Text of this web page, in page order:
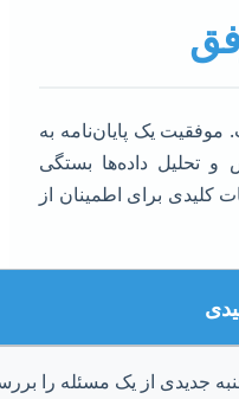
یک پایان‌نامه به
داده‌ها بستگی
برای اطمینان از
از یک مسئله را بررسی